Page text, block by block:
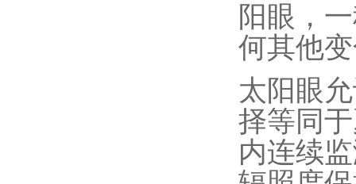
阳眼，
何其他
太阳眼
择等同
内连续